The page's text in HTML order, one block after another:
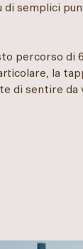
di semplici
percorso di
la
di sentire da